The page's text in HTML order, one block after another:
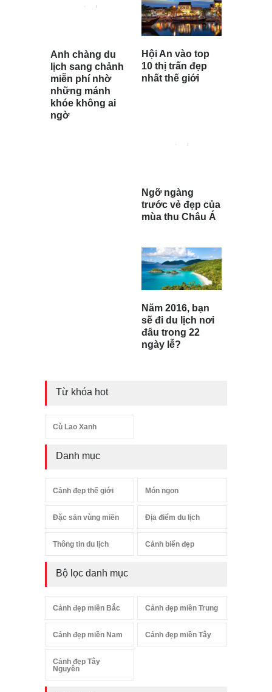
Anh chàng du
lịch sang chảnh
miễn phí nhờ
những mánh
khóe không ai
ngờ
Hội An vào top
10 thị trấn đẹp
nhất thế giới
Ngỡ ngàng
trước vẻ đẹp của
mùa thu Châu Á
Năm 2016, bạn
sẽ đi du lịch nơi
đâu trong 22
ngày lễ?
Từ khóa hot
Cù Lao Xanh
Danh mục
Cảnh đẹp thế giới Món ngon
Đặc sản vùng miền Địa điểm du lịch
Thông tin du lịch Cảnh biển đẹp
Bộ lọc danh mục
Cảnh đẹp miền Bắc Cảnh đẹp miền Trung
Cảnh đẹp miền Nam Cảnh đẹp miền Tây
Cảnh đẹp Tây
Nguyên